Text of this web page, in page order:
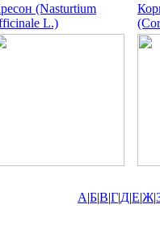
(Nasturtium
L.)
А|Б|В|Г|Д|Е|Ж|